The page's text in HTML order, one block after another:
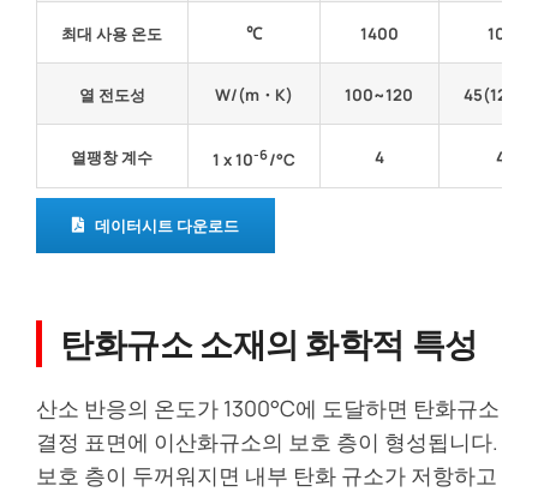
최대 사용 온도 ℃ 1400 1000
열 전도성 W/(m・K) 100~120
열팽창 계수 1 x 10-6/°C 4 4.5
데이터시트 다운로드
탄화규소 소재의 화학적 특성
산소 반응의 온도가 1300°C에 도달하면 탄화규소
결정 표면에 이산화규소의 보호 층이 형성됩니다.
보호 층이 두꺼워지면 내부 탄화 규소가 저항하고